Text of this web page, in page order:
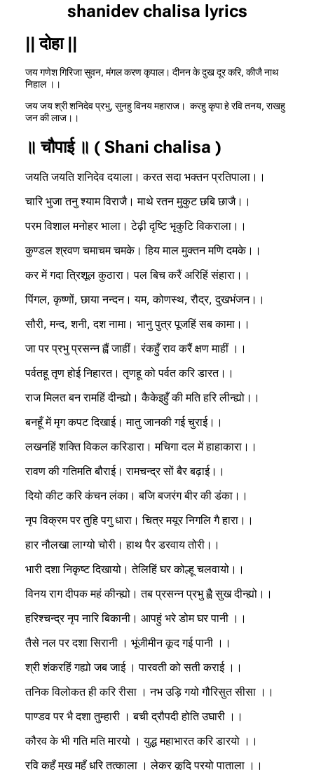
shanidev chalisa lyrics
||दोहा||
जय गणेश गिरिजा सुवन, मंगल करण कृपाल। दीनन के दुख दूर करि, कीजै नाथ
निहाल ।।
जय जय श्री शनिदेव प्रभु, सुनहु विनय महाराज। करहु कृपा हे रवि तनय, राखहु
जन की लाज।।
॥ चौपाई ॥ ( Shani chalisa )
जयति जयति शनिदेव दयाला। करत सदा भक्तन प्रतिपाला।।
चारि भुजा तनु श्याम विराजै। माथे रतन मुकुट छबि छाजै।।
परम विशाल मनोहर भाला। टेढ़ी दृष्टि भृकुटि विकराला।।
कुण्डल श्रवण चमाचम चमके। हिय माल मुक्तन मणि दमके।।
कर में गदा त्रिशूल कुठारा। पल बिच करैं अरिहिं संहारा।।
पिंगल, कृष्णों, छाया नन्दन। यम, कोणस्थ, रौद्र, दुखभंजन।।
सौरी, मन्द, शनी, दश नामा। भानु पुत्र पूजहिं सब कामा।।
जा पर प्रभु प्रसन्न ह्वैं जाहीं। रंकहुँ राव करैं क्षण माहीं ।।
पर्वतहू तृण होई निहारत। तृणहू को पर्वत करि डारत।।
राज मिलत बन रामहिं दीन्ह्यो। कैकेइहुँ की मति हरि लीन्ह्यो।।
बनहूँ में मृग कपट दिखाई। मातु जानकी गई चुराई।।
लखनहिं शक्ति विकल करिडारा। मचिगा दल में हाहाकारा।।
रावण की गतिमति बौराई। रामचन्द्र सों बैर बढ़ाई।।
दियो कीट करि कंचन लंका। बजि बजरंग बीर की डंका।।
नृप विक्रम पर तुहि पगु धारा। चित्र मयूर निगलि गै हारा।।
हार नौलखा लाग्यो चोरी। हाथ पैर डरवाय तोरी।।
भारी दशा निकृष्ट दिखायो। तेलिहिं घर कोल्हू चलवायो।।
विनय राग दीपक महं कीन्ह्यो। तब प्रसन्न प्रभु ह्वै सुख दीन्ह्यो।।
हरिश्चन्द्र नृप नारि बिकानी। आपहुं भरे डोम घर पानी ।।
तैसे नल पर दशा सिरानी । भूंजीमीन कूद गई पानी ।।
श्री शंकरहिं गह्यो जब जाई । पारवती को सती कराई ।।
तनिक विलोकत ही करि रीसा । नभ उड़ि गयो गौरिसुत सीसा ।।
पाण्डव पर भै दशा तुम्हारी । बची द्रौपदी होति उघारी ।।
कौरव के भी गति मति मारयो । युद्ध महाभारत करि डारयो ।।
रवि कहँ मुख महँ धरि तत्काला । लेकर कूदि परयो पाताला ।।